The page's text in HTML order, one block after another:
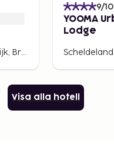
Quartier du Centre - Centrumwijk, Brussels, Belgium
9/10
YOOMA
Lodge
Visa alla hotell